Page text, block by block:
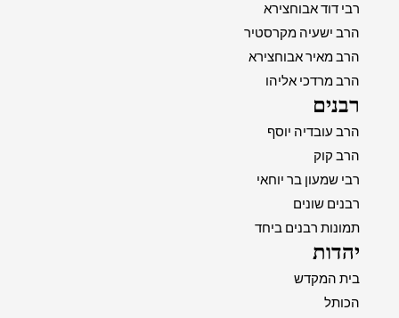
רבי דוד אבוחצירא
הרב ישעיה מקרסטיר
הרב מאיר אבוחצירא
הרב מרדכי אליהו
רבנים
הרב עובדיה יוסף
הרב קוק
רבי שמעון בר יוחאי
רבנים שונים
תמונות רבנים ביחד
יהדות
בית המקדש
הכותל